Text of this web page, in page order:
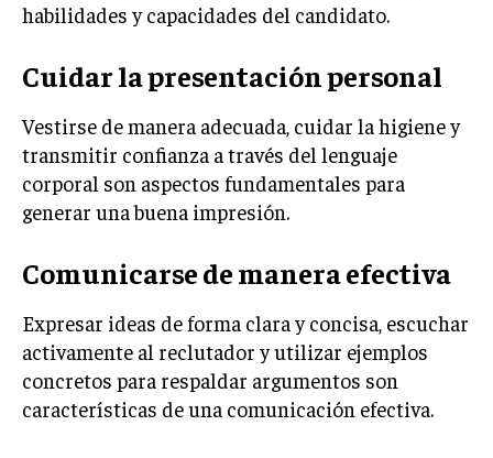
GESTIÓN DE OPERACIONES Y CADENA DE
LOGÍSTICA EMPRESARIAL
CALIDAD Y MEJORA CONTINUA
TALENTOS
RECURSOS HUMANOS Y GESTIÓN DEL
TALENTO
COMPENSACIÓN Y BENEFICIOS
DESARROLLO DE PERSONAL
GESTIÓN DEL DESEMPEÑO
habilidades y capacidades del candidato.
Cuidar la presentación personal
Vestirse de manera adecuada, cuidar la higiene y
transmitir confianza a través del lenguaje
corporal son aspectos fundamentales para
generar una buena impresión.
Comunicarse de manera efectiva
Expresar ideas de forma clara y concisa, escuchar
activamente al reclutador y utilizar ejemplos
concretos para respaldar argumentos son
características de una comunicación efectiva.